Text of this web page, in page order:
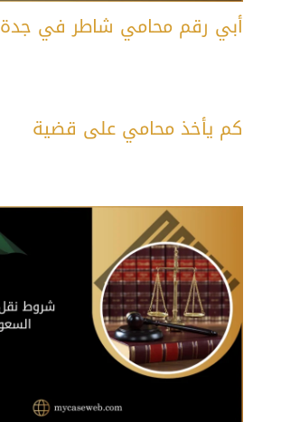
أبي رقم محامي شاطر في جدة
كم يأخذ محامي على قضية